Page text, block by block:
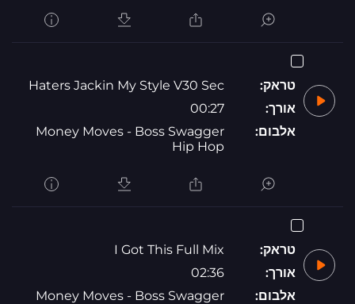
טראק:
Haters Jackin My Style V30 Sec
אורך:
00:27
אלבום:
Money Moves - Boss Swagger
Hip Hop
טראק:
I Got This Full Mix
אורך:
02:36
אלבום:
Money Moves - Boss Swagger